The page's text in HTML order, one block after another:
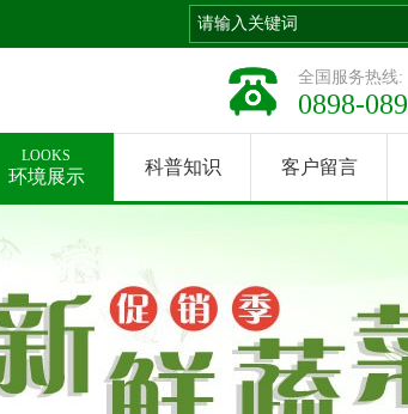
全国服务热线:
0898-
LOOKS
环境展示 科普知识 客户留言